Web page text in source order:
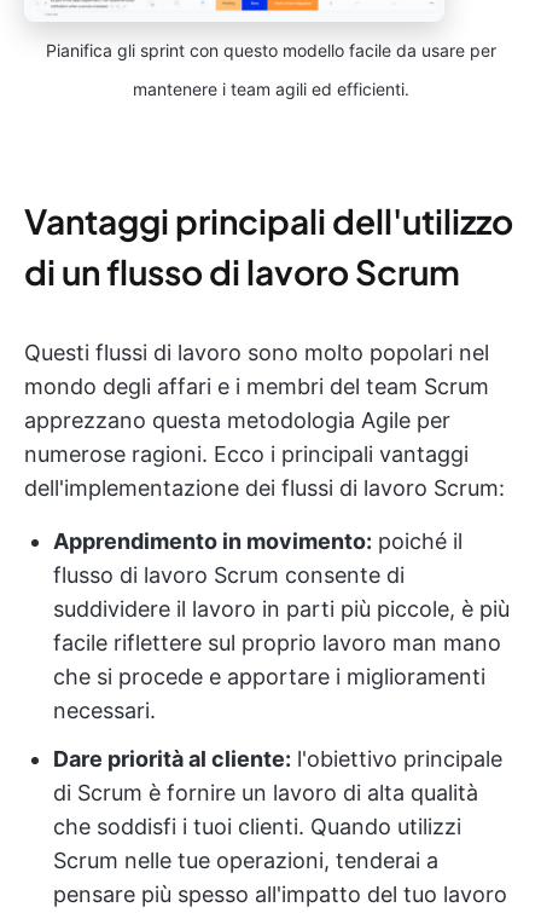
Pianifica gli sprint con questo modello facile da usare per
mantenere i team agili ed efficienti.
Vantaggi principali dell'utilizzo
di un flusso di lavoro Scrum
Questi flussi di lavoro sono molto popolari nel
mondo degli affari e i membri del team Scrum
apprezzano questa metodologia Agile per
numerose ragioni. Ecco i principali vantaggi
dell'implementazione dei flussi di lavoro Scrum:
Apprendimento in movimento: poiché il
flusso di lavoro Scrum consente di
suddividere il lavoro in parti più piccole, è più
facile riflettere sul proprio lavoro man mano
che si procede e apportare i miglioramenti
necessari.
Dare priorità al cliente: l'obiettivo principale
di Scrum è fornire un lavoro di alta qualità
che soddisfi i tuoi clienti. Quando utilizzi
Scrum nelle tue operazioni, tenderai a
pensare più spesso all'impatto del tuo lavoro